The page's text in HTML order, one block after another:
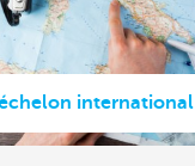
international